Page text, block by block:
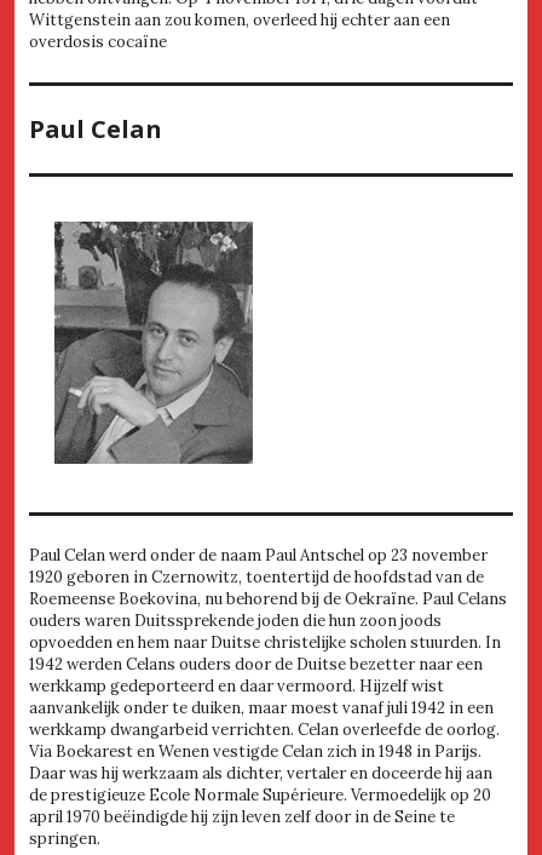
Wittgenstein aan zou komen, overleed hij echter aan een
overdosis cocaïne
Paul Celan
Paul Celan werd onder de naam Paul Antschel op 23 november
1920 geboren in Czernowitz, toentertijd de hoofdstad van de
Roemeense Boekovina, nu behorend bij de Oekraïne. Paul Celans
ouders waren Duitssprekende joden die hun zoon joods
opvoedden en hem naar Duitse christelijke scholen stuurden. In
1942 werden Celans ouders door de Duitse bezetter naar een
werkkamp gedeporteerd en daar vermoord. Hijzelf wist
aanvankelijk onder te duiken, maar moest vanaf juli 1942 in een
werkkamp dwangarbeid verrichten. Celan overleefde de oorlog.
Via Boekarest en Wenen vestigde Celan zich in 1948 in Parijs.
Daar was hij werkzaam als dichter, vertaler en doceerde hij aan
de prestigieuze Ecole Normale Supérieure. Vermoedelijk op 20
april 1970 beëindigde hij zijn leven zelf door in de Seine te
springen.